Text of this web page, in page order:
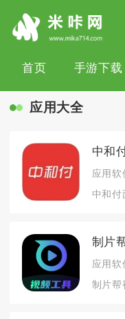
首页 手游下载
应用大全
中和
应用软
制片
应用软